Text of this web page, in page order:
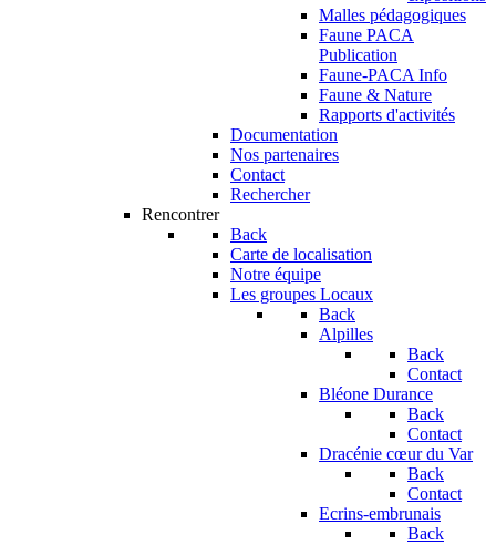
Malles pédagogiques
Faune PACA
Publication
Faune-PACA Info
Faune & Nature
Rapports d'activités
Documentation
Nos partenaires
Contact
Rechercher
Rencontrer
Back
Carte de localisation
Notre équipe
Les groupes Locaux
Back
Alpilles
Back
Contact
Bléone Durance
Back
Contact
Dracénie cœur du Var
Back
Contact
Ecrins-embrunais
Back